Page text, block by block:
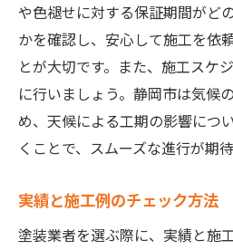
や色褪せに対する保証期間がど
かを確認し、安心して施工を依
とが大切です。また、施工スケ
に行いましょう。静岡市は気候
め、天候による工期の影響につ
くことで、スムーズな進行が期待
実績と施工例のチェック方法
塗装業者を選ぶ際に、実績と施